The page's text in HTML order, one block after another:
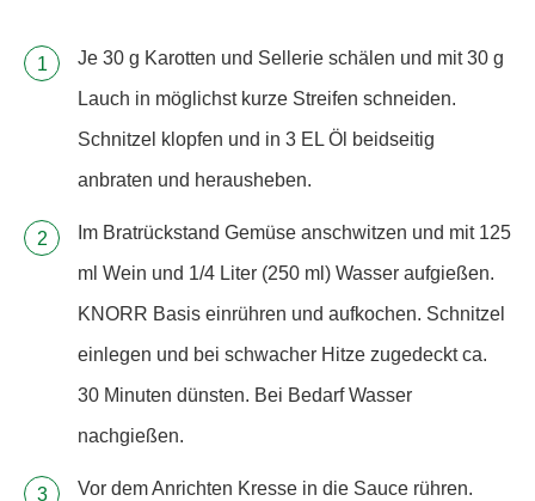
Je 30 g Karotten und Sellerie schälen und mit 30 g
Lauch in möglichst kurze Streifen schneiden.
Schnitzel klopfen und in 3 EL Öl beidseitig
anbraten und herausheben.
Im Bratrückstand Gemüse anschwitzen und mit 125
ml Wein und 1/4 Liter (250 ml) Wasser aufgießen.
KNORR Basis einrühren und aufkochen. Schnitzel
einlegen und bei schwacher Hitze zugedeckt ca.
30 Minuten dünsten. Bei Bedarf Wasser
nachgießen.
Vor dem Anrichten Kresse in die Sauce rühren.